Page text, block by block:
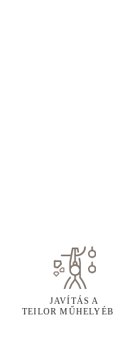
JAVÍTÁS A
TEILOR